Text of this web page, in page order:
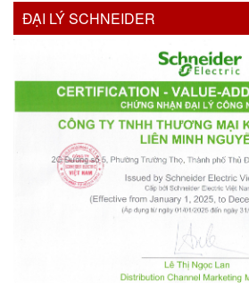
ĐẠI LÝ SCHNEIDER